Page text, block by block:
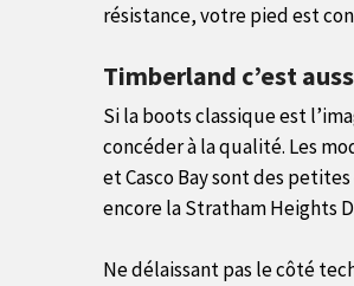
résistance, votre pied est
Timberland c’est
Si la boots classique est
concéder à la qualité. Les
et Casco Bay sont des
encore la Stratham Heights
Ne délaissant pas le côté